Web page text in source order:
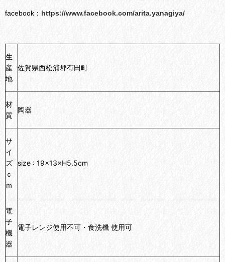
facebook： https://www.facebook.com/arita.yanagiya/
生
産
地
佐賀県西松浦郡有田町
材
質
陶器
サ
イ
ズ
ｃ
ｍ
size : 19×13×H5.5cm
電
子
機
器
電子レンジ使用不可・食洗機 使用可